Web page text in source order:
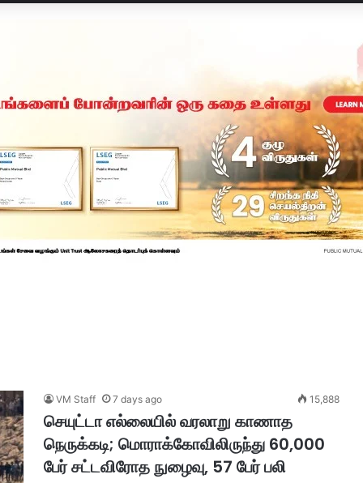
VM Staff 7 days ago 15,888
செயுட்டா எல்லையில் வரலாறு காணாத
நெருக்கடி; மொராக்கோவிலிருந்து 60,000
பேர் சட்டவிரோத நுழைவு, 57 பேர் பலி